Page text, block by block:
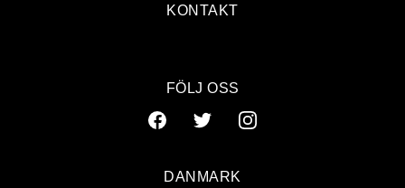
KONTAKT
FÖLJ OSS
DANMARK